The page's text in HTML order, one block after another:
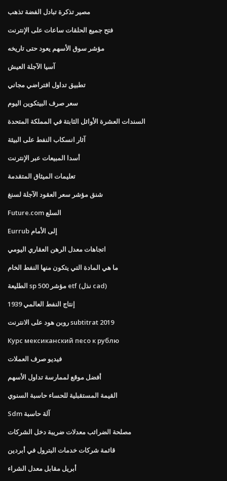
مصير تذكرة تبادل الفضة تذهب
فتح جميع الحلقات ساعات على الإنترنت
مؤشر سوق الأسهم يعود حتى تاريخه
آسيا الآجلة العيش
تطبيق تداول افتراضي مجاني
سعر صرف البيتكوين اليوم
السندات العشرة الأوائل الثابتة في المملكة المتحدة
آثار انسكاب النفط على البيئة
أسدا المبيعات عبر الإنترنت
تعليمات الميثاق المتقدمة
شنق مؤشر سعر العقود الآجلة لسنغ
Future.com السلع
Eurrub إلى الأمام
اتجاهات معدل الرهن العقاري اليومي
ما هي المادة التي يتكون منها النفط الخام
الطليعة sp 500 مؤشر etf (نذل cad)
إنتاج النفط العالمي 1939
روبن هود على الانترنت subtitrat 2019
Курс мексиканский песо к рублю
فيديو صرف العملات
أفضل موقع لممارسة تداول الأسهم
القيمة المستقبلية للحساء حاسبة السنوي
Sdm آلة حاسبة
مصلحة الضرائب معدلات ضريبة دخل الشركات
قائمة شركات خدمات البترول في أبردين
أبريل مقابل معدل الشراء